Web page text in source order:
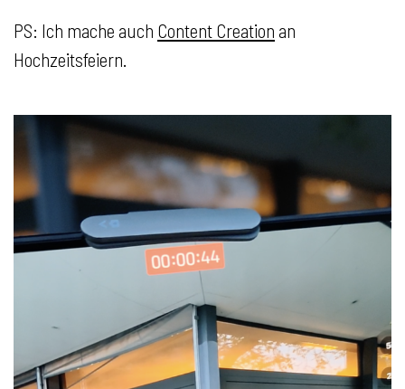
PS: Ich mache auch Content Creation an
Hochzeitsfeiern.